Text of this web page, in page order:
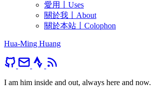
愛用〡Uses
關於我〡About
關於本站〡Colophon
Hua-Ming Huang
I am him inside and out, always here and now.